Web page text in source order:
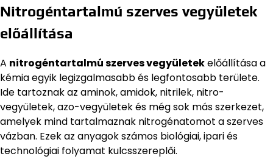
Nitrogéntartalmú szerves vegyületek
előállítása
A nitrogéntartalmú szerves vegyületekelőállítása a
kémia egyik legizgalmasabb és legfontosabb területe.
Ide tartoznak az aminok, amidok, nitrilek, nitro-
vegyületek, azo-vegyületek és még sok más szerkezet,
amelyek mind tartalmaznak nitrogénatomot a szerves
vázban. Ezek az anyagok számos biológiai, ipari és
technológiai folyamat kulcsszereplői.